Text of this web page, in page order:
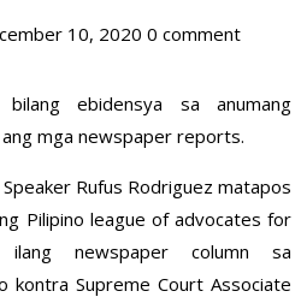
10, 2020 0 comment
ebidensya sa anumang
mga newspaper reports.
Rufus Rodriguez matapos
Pilipino league of advocates for
newspaper column sa
kontra Supreme Court Associate